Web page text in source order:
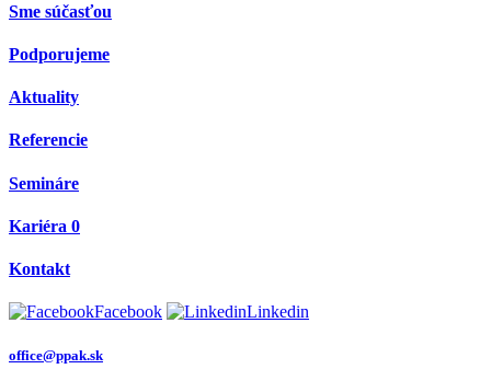
Sme súčasťou
Podporujeme
Aktuality
Referencie
Semináre
Kariéra 0
Kontakt
Facebook Linkedin
office@ppak.sk